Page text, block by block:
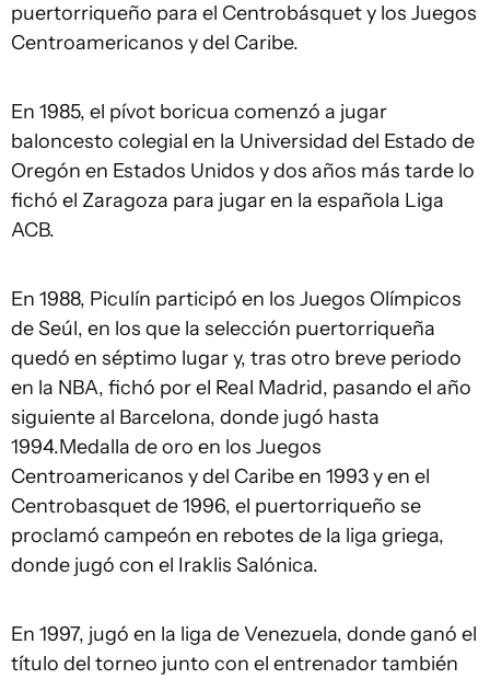
puertorriqueño para el Centrobásquet y los Juegos
Centroamericanos y del Caribe.
En 1985, el pívot boricua comenzó a jugar
baloncesto colegial en la Universidad del Estado de
Oregón en Estados Unidos y dos años más tarde lo
fichó el Zaragoza para jugar en la española Liga
ACB.
En 1988, Piculín participó en los Juegos Olímpicos
de Seúl, en los que la selección puertorriqueña
quedó en séptimo lugar y, tras otro breve periodo
en la NBA, fichó por el Real Madrid, pasando el año
siguiente al Barcelona, donde jugó hasta
1994.Medalla de oro en los Juegos
Centroamericanos y del Caribe en 1993 y en el
Centrobasquet de 1996, el puertorriqueño se
proclamó campeón en rebotes de la liga griega,
donde jugó con el Iraklis Salónica.
En 1997, jugó en la liga de Venezuela, donde ganó el
título del torneo junto con el entrenador también